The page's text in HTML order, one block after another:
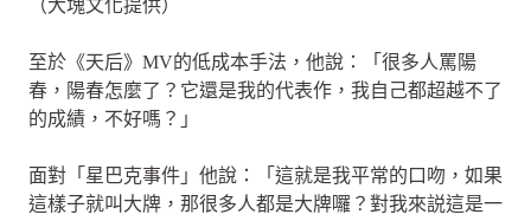
（大塊文化提供）
至於《天后》MV的低成本手法，他說：「很多人罵陽
春，陽春怎麼了？它還是我的代表作，我自己都超越不了
的成績，不好嗎？」
面對「星巴克事件」他說：「這就是我平常的口吻，如果
這樣子就叫大牌，那很多人都是大牌囉？對我來説這是一